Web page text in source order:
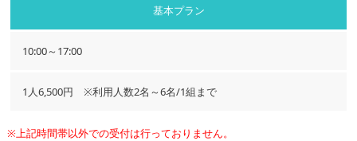
基本プラン
10:00～17:00
1人6,500円 ※利用人数2名～6名/1組まで
※上記時間帯以外での受付は行っておりません。